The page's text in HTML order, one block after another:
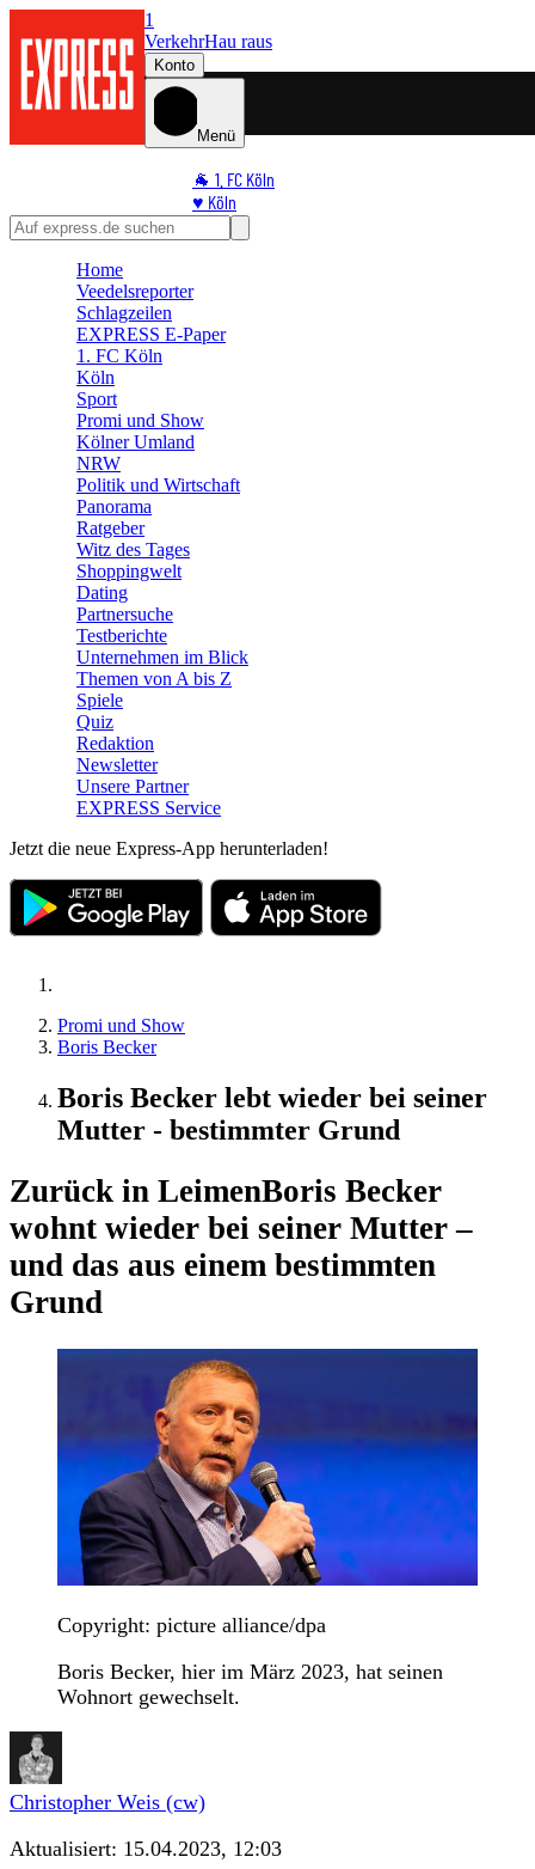
1
VerkehrHau raus
Konto
Menü
🐐 1. FC Köln
♥️ Köln
⭐ Promi
🛒 Shoppingwelt
Home
Veedelsreporter
Schlagzeilen
EXPRESS E-Paper
1. FC Köln
Köln
Sport
Promi und Show
Kölner Umland
NRW
Politik und Wirtschaft
Panorama
Ratgeber
Witz des Tages
Shoppingwelt
Dating
Partnersuche
Testberichte
Unternehmen im Blick
Themen von A bis Z
Spiele
Quiz
Redaktion
Newsletter
Unsere Partner
EXPRESS Service
Jetzt die neue Express-App herunterladen!
Promi und Show
Boris Becker
Boris Becker lebt wieder bei seiner
Mutter - bestimmter Grund
Zurück in LeimenBoris Becker
wohnt wieder bei seiner Mutter –
und das aus einem bestimmten
Grund
Copyright: picture alliance/dpa
Boris Becker, hier im März 2023, hat seinen
Wohnort gewechselt.
Christopher Weis (cw)
Aktualisiert: 15.04.2023, 12:03